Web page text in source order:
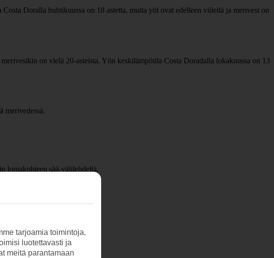
Doralla huhtikuussa on 18 astetta, mutta yöt ovat edelleen viileitä ja merivesi on
on vielä 20-asteista. Yön keskilämpötila Costa Doradalla lokakuussa on 13
merivedessä.
lomakohteen sää-välilehdeltä.
tarjoamia toimintoja.
luotettavasti ja
meitä parantamaan